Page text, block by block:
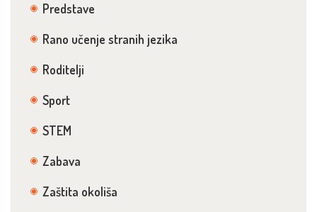
Predstave
Rano učenje stranih jezika
Roditelji
Sport
STEM
Zabava
Zaštita okoliša